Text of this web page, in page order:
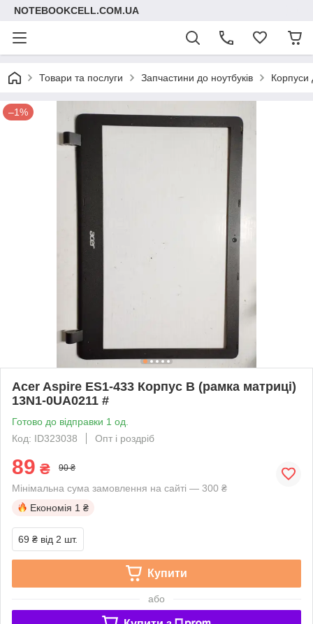
NOTEBOOKCELL.COM.UA
Товари та послуги Запчастини до ноутбуків Корпуси
–1%
Acer Aspire ES1-433 Корпус B (рамка матриці)
13N1-0UA0211 #
Готово до відправки 1 од.
Код: ID323038
Опт і роздріб
89 ₴ 90 ₴
Мінімальна сума замовлення на сайті — 300 ₴
Економія 1 ₴
69 ₴ від 2 шт.
Купити
або